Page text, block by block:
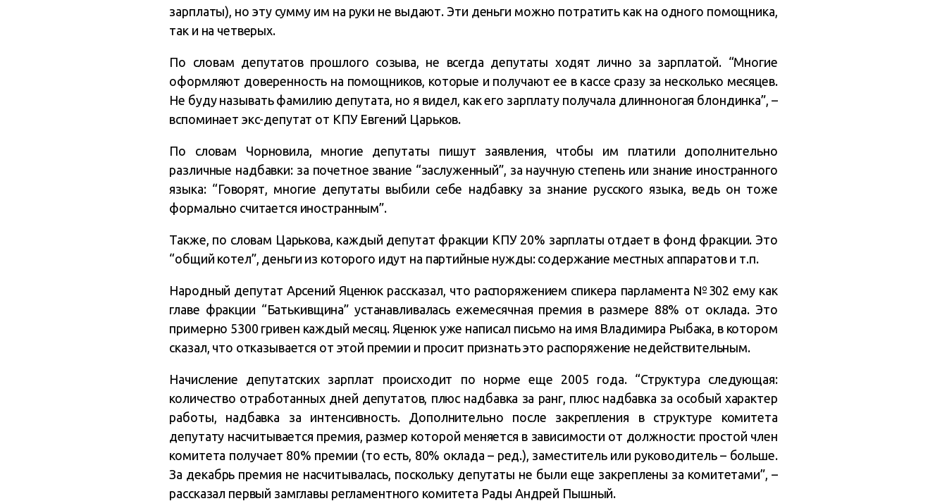
зарплаты), но эту сумму им на руки не выдают. Эти деньги можно потратить как на одного помощника,
так и на четверых.
По словам депутатов прошлого созыва, не всегда депутаты ходят лично за зарплатой. “Многие
оформляют доверенность на помощников, которые и получают ее в кассе сразу за несколько месяцев.
Не буду называть фамилию депутата, но я видел, как его зарплату получала длинноногая блондинка”, –
вспоминает экс-депутат от КПУ Евгений Царьков.
По словам Чорновила, многие депутаты пишут заявления, чтобы им платили дополнительно
различные надбавки: за почетное звание “заслуженный”, за научную степень или знание иностранного
языка: “Говорят, многие депутаты выбили себе надбавку за знание русского языка, ведь он тоже
формально считается иностранным”.
Также, по словам Царькова, каждый депутат фракции КПУ 20% зарплаты отдает в фонд фракции. Это
“общий котел”, деньги из которого идут на партийные нужды: содержание местных аппаратов и т.п.
Народный депутат Арсений Яценюк рассказал, что распоряжением спикера парламента №302 ему как
главе фракции “Батькивщина” устанавливалась ежемесячная премия в размере 88% от оклада. Это
примерно 5300 гривен каждый месяц. Яценюк уже написал письмо на имя Владимира Рыбака, в котором
сказал, что отказывается от этой премии и просит признать это распоряжение недействительным.
Начисление депутатских зарплат происходит по норме еще 2005 года. “Структура следующая:
количество отработанных дней депутатов, плюс надбавка за ранг, плюс надбавка за особый характер
работы, надбавка за интенсивность. Дополнительно после закрепления в структуре комитета
депутату насчитывается премия, размер которой меняется в зависимости от должности: простой член
комитета получает 80% премии (то есть, 80% оклада – ред.), заместитель или руководитель – больше.
За декабрь премия не насчитывалась, поскольку депутаты не были еще закреплены за комитетами”, –
рассказал первый замглавы регламентного комитета Рады Андрей Пышный.